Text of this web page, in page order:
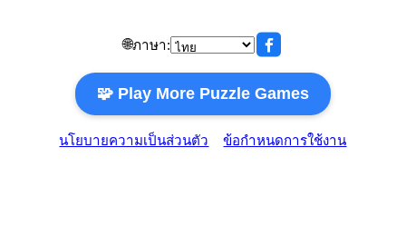
🌐ภาษา:
🧩 Play More Puzzle Games
นโยบายความเป็นส่วนตัว ข้อกำหนดการใช้งาน